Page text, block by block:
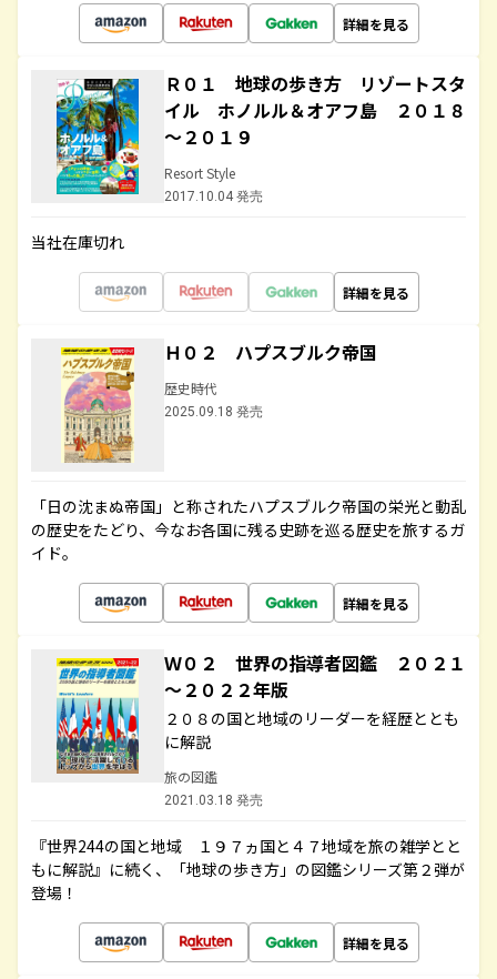
詳細を見る
Ｒ０１ 地球の歩き方 リゾートスタ
イル ホノルル＆オアフ島 ２０１８
～２０１９
Resort Style
2017.10.04 発売
当社在庫切れ
詳細を見る
Ｈ０２ ハプスブルク帝国
歴史時代
2025.09.18 発売
「日の沈まぬ帝国」と称されたハプスブルク帝国の栄光と動乱
の歴史をたどり、今なお各国に残る史跡を巡る歴史を旅するガ
イド。
詳細を見る
Ｗ０２ 世界の指導者図鑑 ２０２１
～２０２２年版
２０８の国と地域のリーダーを経歴ととも
に解説
旅の図鑑
2021.03.18 発売
『世界244の国と地域 １９７ヵ国と４７地域を旅の雑学とと
もに解説』に続く、「地球の歩き方」の図鑑シリーズ第２弾が
登場！
詳細を見る